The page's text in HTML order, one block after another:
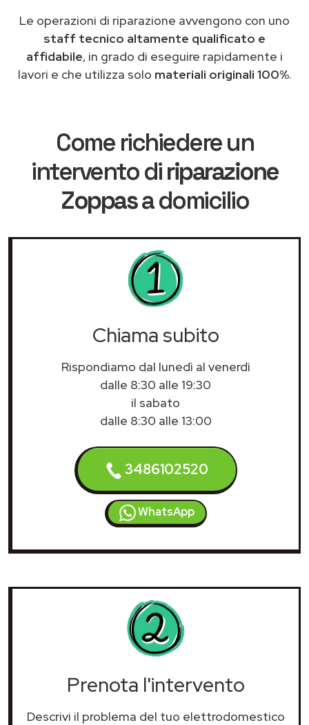
Le operazioni di riparazione avvengono con uno
staff tecnico altamente qualificato e
affidabile, in grado di eseguire rapidamente i
lavori e che utilizza solo materiali originali 100%.
Come richiedere un
intervento diriparazione
Zoppasa domicilio
Chiama subito
Rispondiamo dal lunedì al venerdì
dalle 8:30 alle 19:30
il sabato
dalle 8:30 alle 13:00
3486102520
WhatsApp
Prenota l'intervento
Descrivi il problema del tuo elettrodomestico